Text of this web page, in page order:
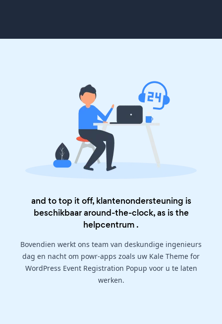
and to top it off, klantenondersteuning is
beschikbaar around-the-clock, as is the
helpcentrum .
Bovendien werkt ons team van deskundige ingenieurs
dag en nacht om powr-apps zoals uw Kale Theme for
WordPress Event Registration Popup voor u te laten
werken.